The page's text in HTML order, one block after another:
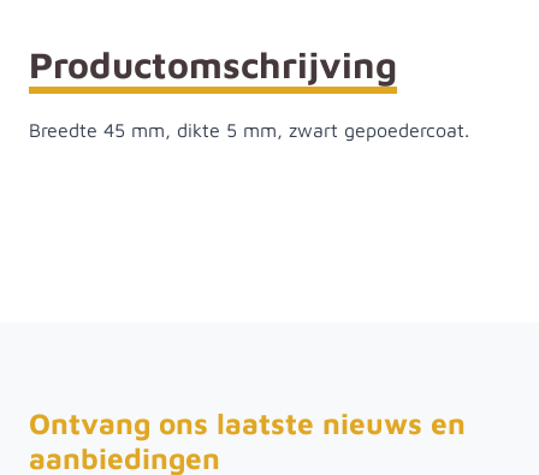
Productomschrijving
Breedte 45 mm, dikte 5 mm, zwart gepoedercoat.
Ontvang ons laatste nieuws en
aanbiedingen